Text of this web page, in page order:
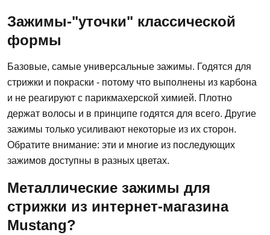
Зажимы-"уточки" классической
формы
Базовые, самые универсальные зажимы. Годятся для
стрижки и покраски - потому что выполнены из карбона
и не реагируют с парикмахерской химией. Плотно
держат волосы и в принципе годятся для всего. Другие
зажимы только усиливают некоторые из их сторон.
Обратите внимание: эти и многие из последующих
зажимов доступны в разных цветах.
Металлические зажимы для
стрижки из интернет-магазина
Mustang?